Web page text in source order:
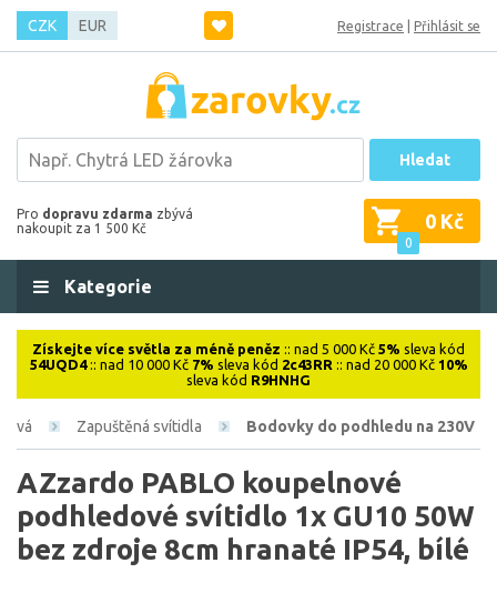
CZK EUR Registrace Přihlásit se
Hledat
Pro dopravu zdarma zbývá
nakoupit za 1 500 Kč
0
0 Kč
Kategorie
Získejte více světla za méně peněz :: nad 5 000 Kč 5% sleva kód
54UQD4:: nad 10 000 Kč 7% sleva kód 2c43RR :: nad 20 000 Kč 10%
sleva kód R9HNHG
Zapuštěná svítidla Bodovky do podhledu na 230V
AZzardo PABLO koupelnové
podhledové svítidlo 1x GU10 50W
bez zdroje 8cm hranaté IP54, bílé